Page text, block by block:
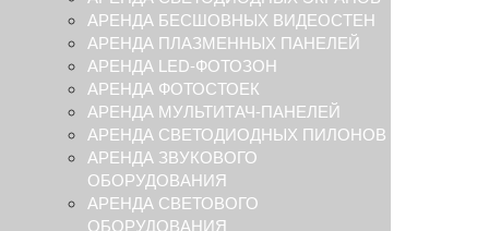
АРЕНДА БЕСШОВНЫХ ВИДЕОСТЕН
АРЕНДА ПЛАЗМЕННЫХ ПАНЕЛЕЙ
АРЕНДА LED-ФОТОЗОН
АРЕНДА ФОТОСТОЕК
АРЕНДА МУЛЬТИТАЧ-ПАНЕЛЕЙ
АРЕНДА СВЕТОДИОДНЫХ ПИЛОНОВ
АРЕНДА ЗВУКОВОГО
ОБОРУДОВАНИЯ
АРЕНДА СВЕТОВОГО
ОБОРУДОВАНИЯ